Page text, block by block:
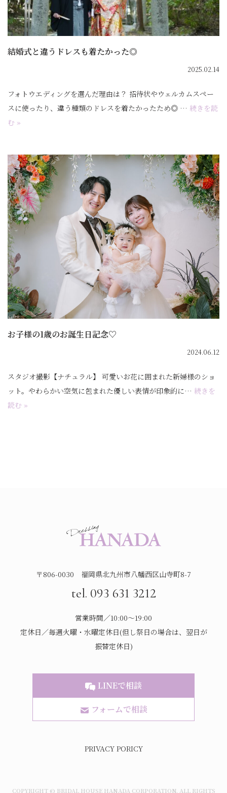
結婚式と違うドレスも着たかった◎
2025.02.14
フォトウエディングを選んだ理由は？ 招待状やウェルカムスペー
スに使ったり、違う種類のドレスを着たかったため◎ … 続きを読
む »
お子様の1歳のお誕生日記念♡
2024.06.12
スタジオ撮影【ナチュラル】 可愛いお花に囲まれた新婦様のショ
ット。やわらかい空気に包まれた優しい表情が印象的に… 続きを
読む »
〒806-0030 福岡県北九州市八幡西区山寺町8-7
tel. 093 631 3212
営業時間／10:00～19:00
定休日／毎週火曜・水曜定休日(但し祭日の場合は、翌日が
振替定休日)
LINEで相談
フォームで相談
PRIVACY PORICY
COPYRIGHT © BRIDAL HOUSE HANADA CORPORATION. ALL RIGHTS